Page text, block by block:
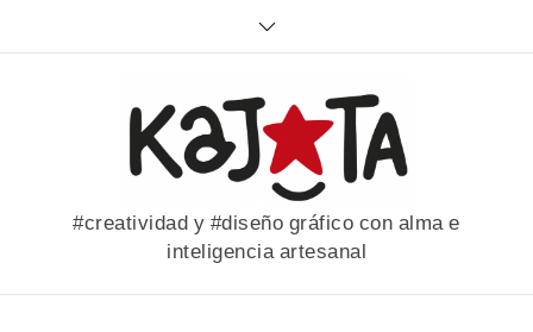
#creatividad y #diseño gráfico con alma e
inteligencia artesanal